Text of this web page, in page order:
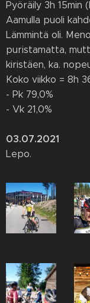
Pyöräily 3h 15min
Aamulla puoli
Lämmintä oli.
puristamatta,
kiristäen, ka.
Koko viikko = 8h
- Pk 79,0%
- Vk 21,0%
03.07.2021
Lepo.